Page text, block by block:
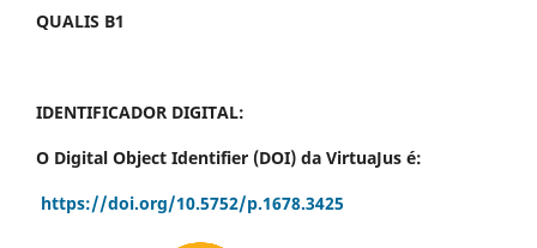
QUALIS B1
IDENTIFICADOR DIGITAL:
O Digital Object Identifier (DOI) da VirtuaJus é:
https://doi.org/10.5752/p.1678.3425